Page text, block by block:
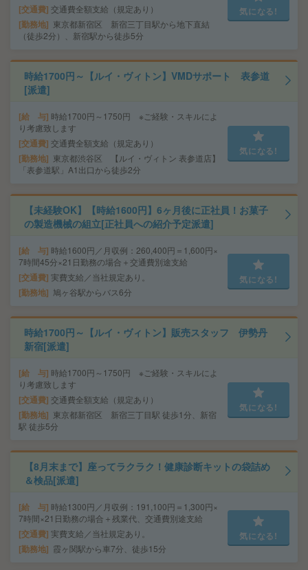
交通費 交通費全額支給（規定あり）
勤務地
東京都新宿区 新宿三丁目駅から地下直結
（徒歩2分）、新宿駅から徒歩5分
気になる!
時給1700円～【ルイ・ヴィトン】VMDサポート 表参道
[派遣]
給 与 時給1700円～1750円 ※ご経験・スキルによ
り考慮致します
交通費 交通費全額支給（規定あり）
勤務地
東京都渋谷区 【ルイ・ヴィトン 表参道店】
「表参道駅」A1出口から徒歩2分
気になる!
【未経験OK】【時給1600円】6ヶ月後に正社員！お菓子
の製造機械の組立[正社員への紹介予定派遣]
給 与 時給1600円／月収例：260,400円＝1,600円×
7時間45分×21日勤務の場合＋交通費別途支給
交通費 実費支給／当社規定あり。
勤務地 鳩ヶ谷駅からバス6分
気になる!
時給1700円～【ルイ・ヴィトン】販売スタッフ 伊勢丹
新宿[派遣]
給 与 時給1700円～1750円 ※ご経験・スキルによ
り考慮致します
交通費 交通費全額支給（規定あり）
勤務地
東京都新宿区 新宿三丁目駅 徒歩1分、新宿
駅 徒歩5分
気になる!
【8月末まで】座ってラクラク！健康診断キットの袋詰め
＆検品[派遣]
給 与 時給1300円／月収例：191,100円＝1,300円×
7時間×21日勤務の場合＋残業代、交通費別途支給
交通費 実費支給／当社規定あり。
勤務地 霞ヶ関駅から車7分、徒歩15分
気になる!